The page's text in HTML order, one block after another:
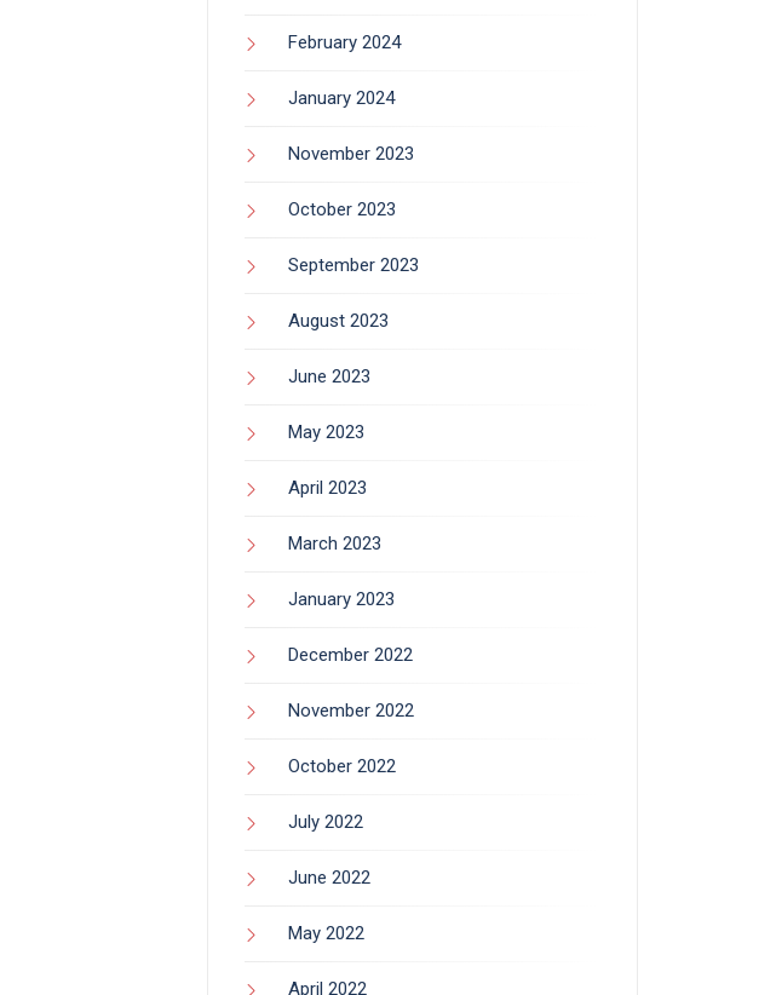
February 2024
January 2024
November 2023
October 2023
September 2023
August 2023
June 2023
May 2023
April 2023
March 2023
January 2023
December 2022
November 2022
October 2022
July 2022
June 2022
May 2022
April 2022